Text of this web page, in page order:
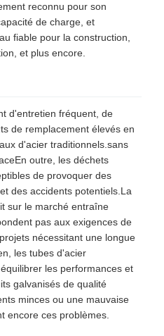
reconnu pour son
de charge, et
fiable pour la construction,
et plus encore.
d'entretien fréquent, de
de remplacement élevés en
d'acier traditionnels.sans
outre, les déchets
de provoquer des
des accidents potentiels.La
sur le marché entraîne
pas aux exigences de
nécessitant une longue
les tubes d'acier
les performances et
galvanisés de qualité
minces ou une mauvaise
encore ces problèmes.